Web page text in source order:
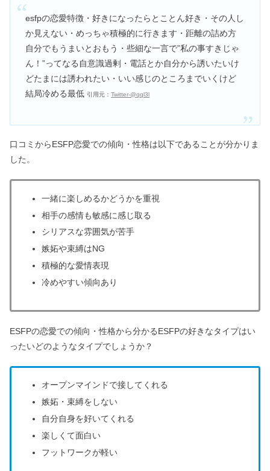
esfpの恋愛特徴・好きになったらとことん好き・その人し
か見えない・めっちゃ積極的に行きます・距離の詰め方
自分でもうまいとおもう・些細な一言で”私の事すきじゃ
ん！”ってなる自意識過剰・電話とか自分から誘いたいけ
どたまには誘われたい・いい感じのところまでいくけど
結局冷める最低 引用元：Twitter‐@qql3l
口コミからESFP恋愛での傾向・性格は以下であることが分かりま
した。
一緒に楽しめるかどうかを重視
相手の感情も敏感に感じ取る
シリアスな雰囲気が苦手
嫉妬や束縛はNG
積極的な愛情表現
冷めやすい傾向あり
ESFPの恋愛での傾向・性格から分かるESFPの好きなタイプはい
ったいどのようなタイプでしょうか？
オープンマインドで接してくれる
嫉妬・束縛をしない
自分自身を好いてくれる
楽しくて面白い
フットワークが軽い